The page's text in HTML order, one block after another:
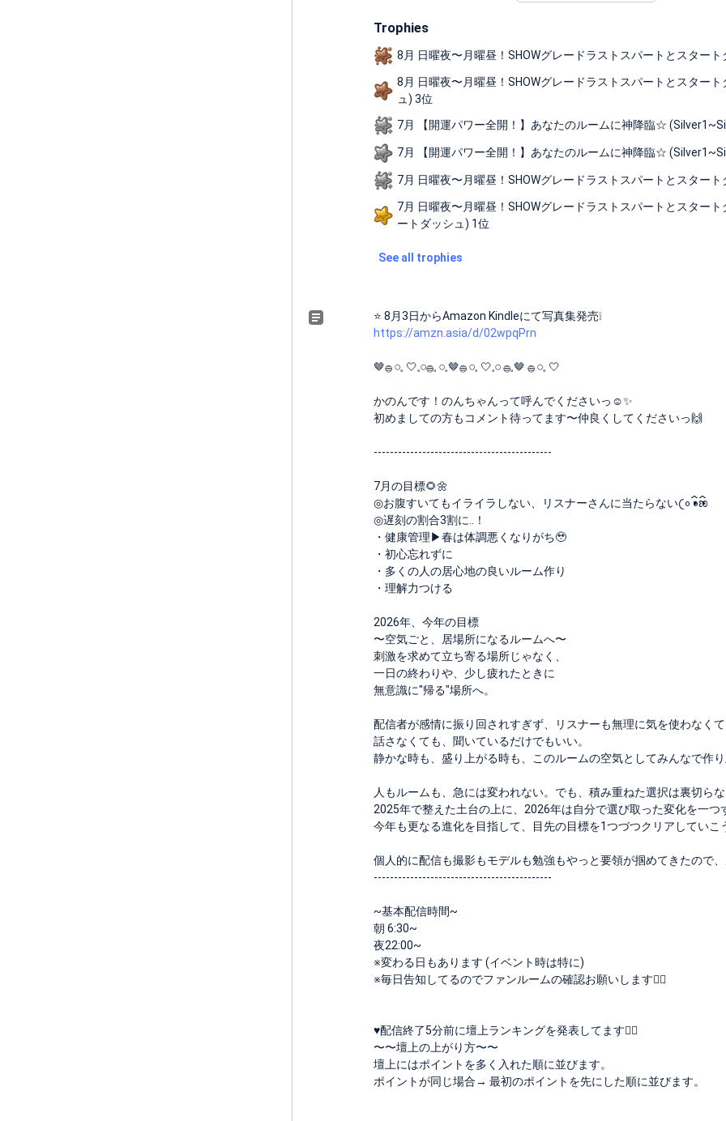
Trophies
8月 日曜夜〜月曜昼！SHOWグレードラストスパートとスター
8月 日曜夜〜月曜昼！SHOWグレードラストスパートとスター
ュ) 3位
7月 【開運パワー全開！】あなたのルームに神降臨☆
7月 【開運パワー全開！】あなたのルームに神降臨☆
7月 日曜夜〜月曜昼！SHOWグレードラストスパートとスター
7月 日曜夜〜月曜昼！SHOWグレードラストスパートとスター
ートダッシュ) 1位
See all trophies
⭐️ 8月3日からAmazon Kindleにて写真集発売❕
https://amzn.asia/d/02wpqPrn
🤎𓐍 𓏸𓈒 🤍𓈒𓏸𓐍‪𓈒 𓏸𓈒🤎𓐍 𓏸𓈒 🤍𓈒𓏸 𓐍𓈒🤎 𓐍 𓏸𓈒 🤍
かのんです！のんちゃんって呼んでください‪っ☺️✨
初めましての方もコメント待ってます〜仲良くしてくださいっ🙌
--------------------------------------------
7月の目標🌻🌼
◎お腹すいてもイライラしない、リスナーさんに当たらない𛰙᭜𖫴𖫰𖫱𖫳𖫲𖫲𖫳𖫴𖫰𖫱꛰ ᭜𖫴𖫰𖫱𖫳𖫲𖫲𖫳𖫴𖫰𖫱꛰ಣ
◎遅刻の割合3割に..！
・健康管理▶︎春は体調悪くなりがち🥹
・初心忘れずに
・多くの人の居心地の良いルーム作り
・理解力つける
2026年、今年の目標
〜空気ごと、居場所になるルームへ〜
刺激を求めて立ち寄る場所じゃなく、
一日の終わりや、少し疲れたときに
無意識に"帰る"場所へ。
配信者が感情に振り回されすぎず、リスナーも無理に気を使わなく
話さなくても、聞いているだけでもいい。
静かな時も、盛り上がる時も、このルームの空気としてみんなで作
人もルームも、急には変われない。でも、積み重ねた選択は裏切ら
2025年で整えた土台の上に、2026年は自分で選び取った変化を一つ
今年も更なる進化を目指して、目先の目標を1つづつクリアしていこ
個人的に配信も撮影もモデルも勉強もやっと要領が掴めてきたので
--------------------------------------------
~基本配信時間~
朝 6:30~
夜22:00~
※変わる日もあります (イベント時は特に)
※毎日告知してるのでファンルームの確認お願いします🙇‍♀️
♥配信終了5分前に壇上ランキングを発表してます🙋‍♀️
〜〜壇上の上がり方〜〜
壇上にはポイントを多く入れた順に並びます。
ポイントが同じ場合→ 最初のポイントを先にした順に並びます。